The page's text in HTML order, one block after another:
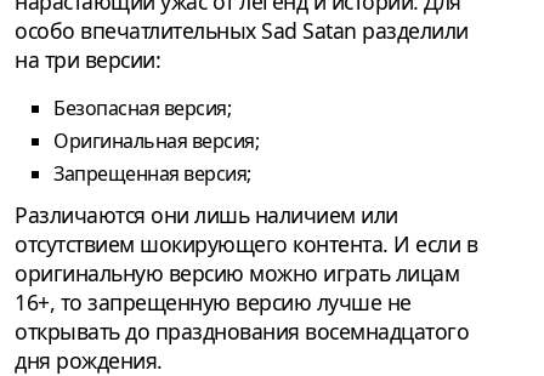
особо впечатлительных Sad Satan разделили
на три версии:
Безопасная версия;
Оригинальная версия;
Запрещенная версия;
Различаются они лишь наличием или
отсутствием шокирующего контента. И если в
оригинальную версию можно играть лицам
16+, то запрещенную версию лучше не
открывать до празднования восемнадцатого
дня рождения.